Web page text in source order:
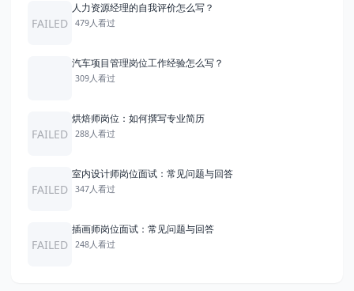
FAILED
人力资源经理的自我评价怎么写？
479人看过
汽车项目管理岗位工作经验怎么写？
309人看过
FAILED
烘焙师岗位：如何撰写专业简历
288人看过
FAILED
室内设计师岗位面试：常见问题与回答
347人看过
FAILED
插画师岗位面试：常见问题与回答
248人看过